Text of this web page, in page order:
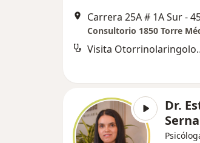
Consultorio 1850 Torre
Visita
Dr.
Serna